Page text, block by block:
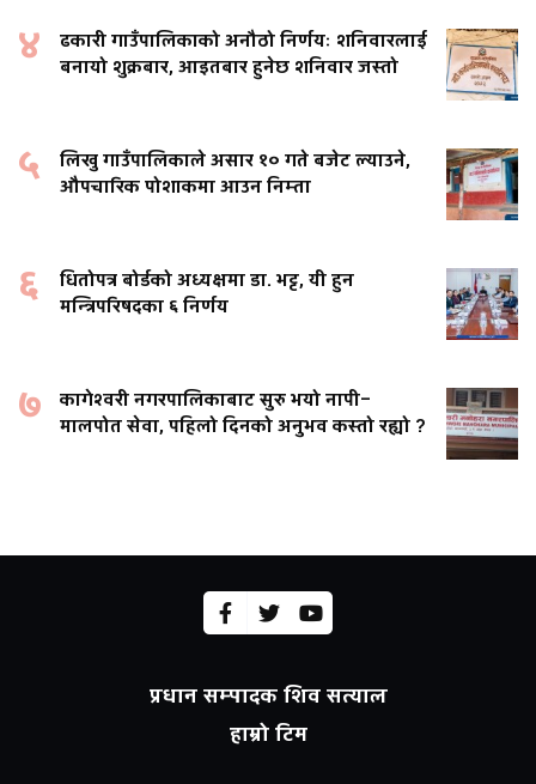
४
ढकारी गाउँपालिकाको अनौठो निर्णयः शनिवारलाई
बनायो शुक्रबार, आइतबार हुनेछ शनिवार जस्तो
५
लिखु गाउँपालिकाले असार १० गते बजेट ल्याउने,
औपचारिक पोशाकमा आउन निम्ता
६
धितोपत्र बोर्डको अध्यक्षमा डा. भट्ट, यी हुन
मन्त्रिपरिषदका ६ निर्णय
७
कागेश्वरी नगरपालिकाबाट सुरु भयो नापी–
मालपोत सेवा, पहिलो दिनको अनुभव कस्तो रह्यो ?
प्रधान सम्पादक शिव सत्याल
हाम्रो टिम